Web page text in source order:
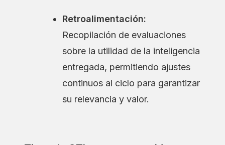
Retroalimentación:
Recopilación de evaluaciones
sobre la utilidad de la inteligencia
entregada, permitiendo ajustes
continuos al ciclo para garantizar
su relevancia y valor.